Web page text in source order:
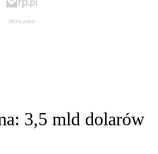
3,5 mld dolarów